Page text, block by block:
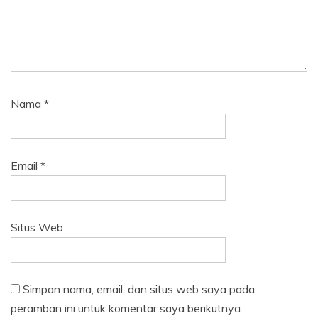
Nama *
Email *
Situs Web
Simpan nama, email, dan situs web saya pada
peramban ini untuk komentar saya berikutnya.